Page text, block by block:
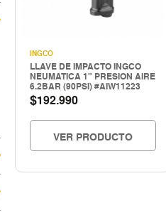
INGCO
LLAVE DE IMPACTO INGCO
NEUMATICA 1" PRESION AIRE
6.2BAR (90PSI) #AIW11223
$192.990
VER PRODUCTO